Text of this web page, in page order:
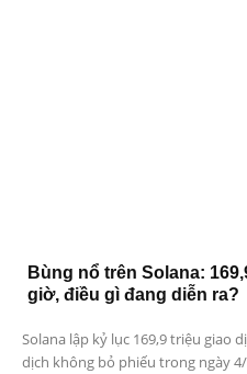
Bùng nổ trên Solana:
giờ, điều gì đang diễn ra?
Solana lập kỷ lục 169,9 triệu giao
dịch không bỏ phiếu trong ngày